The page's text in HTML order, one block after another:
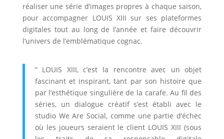
réaliser une série d’images propres à chaque saison,
pour accompagner LOUIS XIII sur ses plateformes
digitales tout au long de l’année et faire découvrir
l’univers de l’emblématique cognac.
“ LOUIS XIII, c’est la rencontre avec un objet
fascinant et inspirant, tant par son histoire que
par l’esthétique singulière de la carafe. Au fil des
séries, un dialogue créatif s’est établi avec le
studio We Are Social, comme une partie d’échec
où les joueurs seraient le client LOUIS XIII (sous